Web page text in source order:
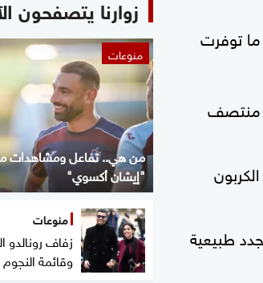
ما توفرت
منتصف
الكربون
طبيعية
زوارنا يتصفحون
منوعات
من هي.. تفاعل ومشاهدات
"إيشان أكسوي"
منوعات
زفاف رونالدو
وقائمة